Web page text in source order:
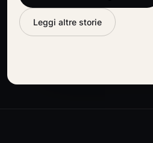
Leggi altre storie